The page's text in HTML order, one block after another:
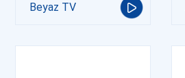
Beyaz TV